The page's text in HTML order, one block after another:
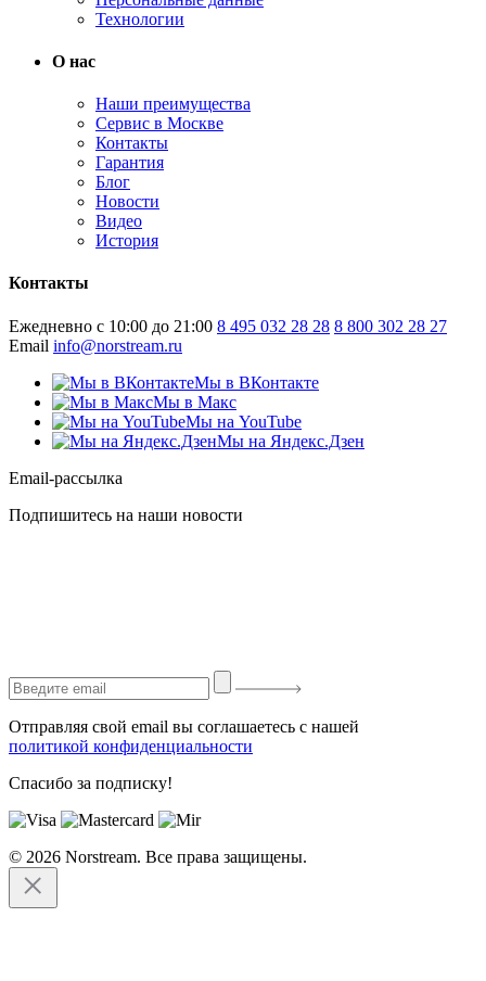
Технологии
О нас
Наши преимущества
Сервис в Москве
Контакты
Гарантия
Блог
Новости
Видео
История
Контакты
Ежедневно с 10:00 до 21:00 8 495 032 28 28 8 800 302 28 27
Email info@norstream.ru
Мы в ВКонтакте
Мы в Макс
Мы на YouTube
Мы на Яндекс.Дзен
Email-рассылка
Подпишитесь на наши новости
Отправляя свой email вы соглашаетесь с нашей
политикой конфиденциальности
Спасибо за подписку!
© 2026 Norstream. Все права защищены.